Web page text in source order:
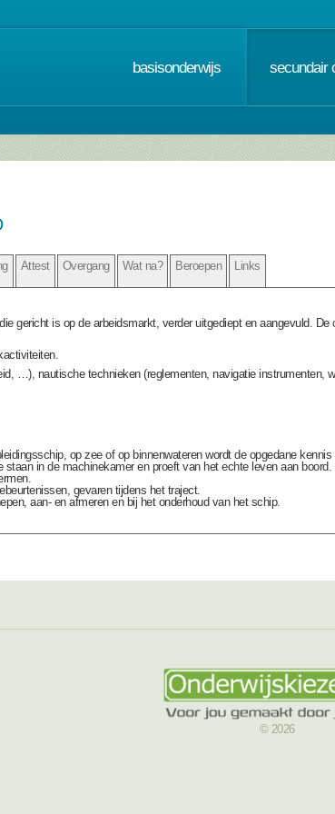
basisonderwijs secundair
Attest Overgang Wat na? Beroepen Links
gericht is op de arbeidsmarkt, verder uitgediept en aangevuld.
…), nautische technieken (reglementen, navigatie
op zee of op binnenwateren wordt de opgedane kennis
in de machinekamer en proeft van het echte leven aan boord.
gevaren tijdens het traject.
aan- en afmeren en bij het onderhoud van het schip.
© 2026